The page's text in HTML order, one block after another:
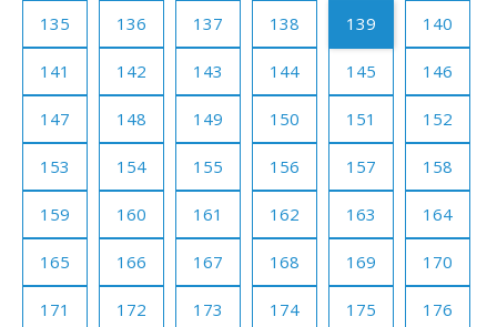
135 136 137 138 139 140
141 142 143 144 145 146
147 148 149 150 151 152
153 154 155 156 157 158
159 160 161 162 163 164
165 166 167 168 169 170
171 172 173 174 175 176